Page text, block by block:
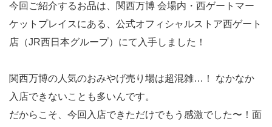
今回ご紹介するお品は、関西万博 会場内・西ゲートマー
ケットプレイスにある、公式オフィシャルストア西ゲート
店（JR西日本グループ）にて入手しました！
関西万博の人気のおみやげ売り場は超混雑…！ なかなか
入店できないことも多いんです。
だからこそ、今回入店できただけでもう感激でした〜！面